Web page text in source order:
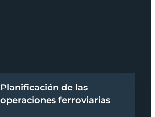
Planificación de las
operaciones ferroviarias